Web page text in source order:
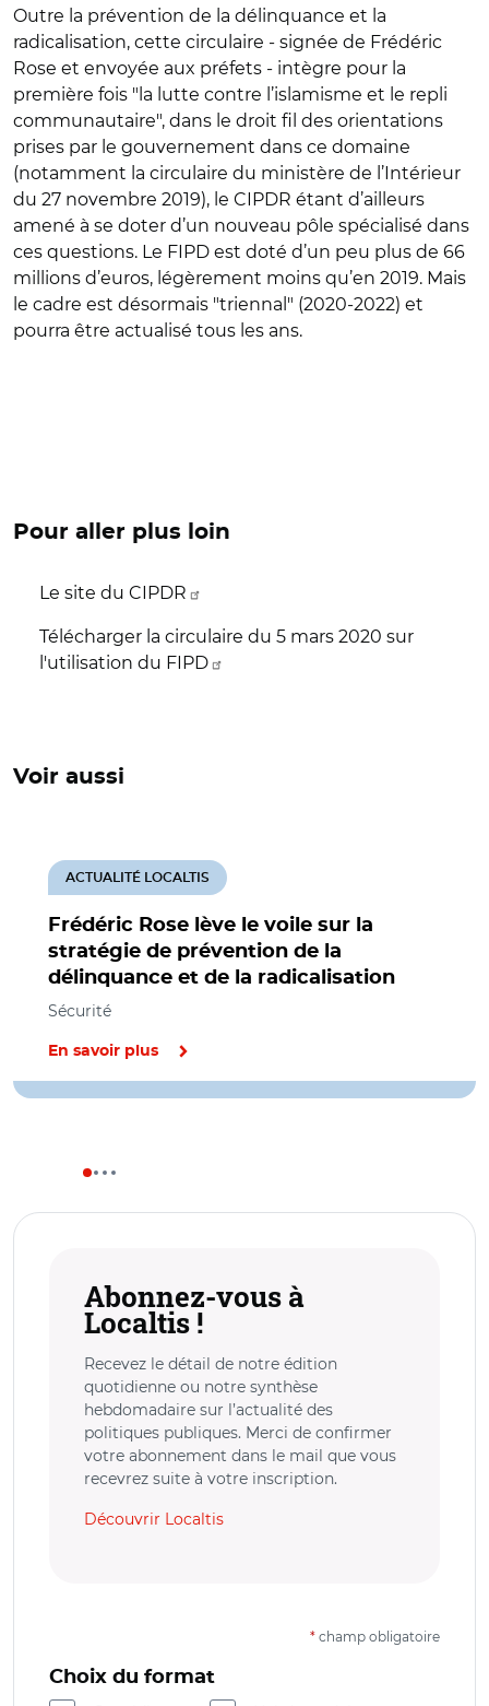
Outre la prévention de la délinquance et la
radicalisation, cette circulaire - signée de Frédéric
Rose et envoyée aux préfets - intègre pour la
première fois "la lutte contre l’islamisme et le repli
communautaire", dans le droit fil des orientations
prises par le gouvernement dans ce domaine
(notamment la circulaire du ministère de l’Intérieur
du 27 novembre 2019), le CIPDR étant d’ailleurs
amené à se doter d’un nouveau pôle spécialisé dans
ces questions. Le FIPD est doté d’un peu plus de 66
millions d’euros, légèrement moins qu’en 2019. Mais
le cadre est désormais "triennal" (2020-2022) et
pourra être actualisé tous les ans.
Pour aller plus loin
Le site du CIPDR
Télécharger la circulaire du 5 mars 2020 sur
l'utilisation du FIPD
Voir aussi
Frédéric Rose lève le voile sur la
stratégie de prévention de la
délinquance et de la radicalisation
ACTUALITÉ LOCALTIS
Sécurité
En savoir plus
Abonnez-vous à
Localtis !
Recevez le détail de notre édition
quotidienne ou notre synthèse
hebdomadaire sur l’actualité des
politiques publiques. Merci de confirmer
votre abonnement dans le mail que vous
recevrez suite à votre inscription.
Découvrir Localtis
* champ obligatoire
Choix du format